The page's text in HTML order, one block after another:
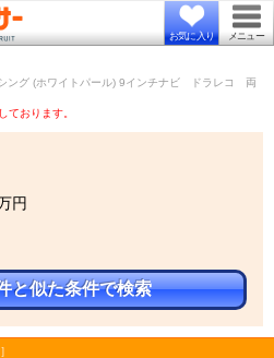
お気に入り メニュー
ング (ホワイトパール) 9インチナビ ドラレコ 両
ております。
円
と似た条件で検索